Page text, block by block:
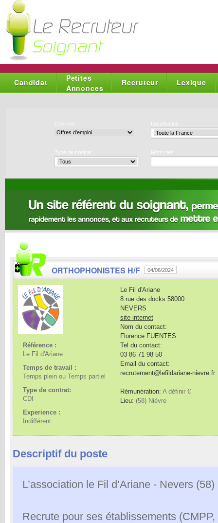
Candidat
Petites
Annonces
Recruteur Lexique
Cherche Localisation
Type de contrat Mots clés
ORTHOPHONISTES H/F 04/06/2024
Référence :
Le Fil d'Ariane
Temps de travail :
Temps plein ou Temps partiel
Type de contrat:
CDI
Experience :
Indifférent
Le Fil d'Ariane
8 rue des docks 58000
NEVERS
site internet
Nom du contact:
Florence FUENTES
Tel du contact:
03 86 71 98 50
Email du contact:
recrutement@lefildariane-nievre.fr
Rémunération: A définir €
Lieu: (58) Niévre
Descriptif du poste
L’association le Fil d’Ariane - Nevers (58)
Recrute pour ses établissements